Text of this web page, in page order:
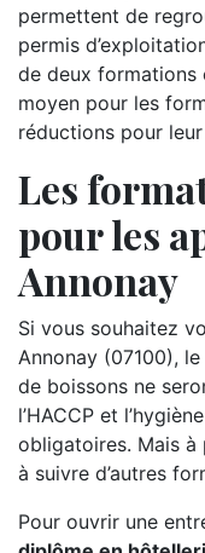
permettent de
permis
de deux formations
moyen pour les
réductions pour
Les
pour les
Annonay
Si vous souhaitez
Annonay (07100),
de boissons ne
l’HACCP et
obligatoires. Mais à
à suivre d’autres
Pour ouvrir une